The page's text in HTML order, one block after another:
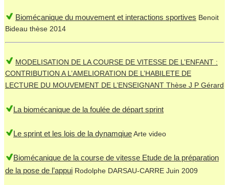
Biomécanique du mouvement et interactions sportives Benoit
Bideau thèse 2014
MODELISATION DE LA COURSE DE VITESSE DE L’ENFANT :
CONTRIBUTION A L’AMELIORATION DE L’HABILETE DE
LECTURE DU MOUVEMENT DE L’ENSEIGNANT Thèse J P Gérard
La biomécanique de la foulée de départ sprint
Le sprint et les lois de la dynamqiueArte video
Biomécanique de la course de vitesse Etude de la préparation
de la pose de l’appui Rodolphe DARSAU-CARRE Juin 2009